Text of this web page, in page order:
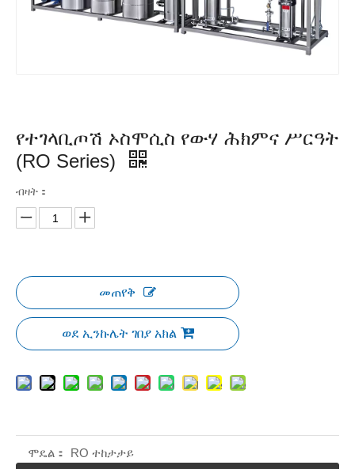
የተገላቢጦሽ ኦስሞሲስ የውሃ ሕክምና ሥርዓት
(RO Series)
ብዛት：
መጠየቅ
ወደ ኢንኩሌት ገበያ አክል
ሞዴል： RO ተከታታይ